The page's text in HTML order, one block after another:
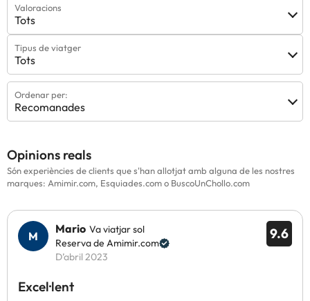
Valoracions
Tots
Tipus de viatger
Tots
Ordenar per:
Recomanades
Opinions reals
Són experiències de clients que s'han allotjat amb alguna de les nostres
marques: Amimir.com, Esquiades.com o BuscoUnChollo.com
9.6
Mario Va viatjar sol
Reserva de Amimir.com
D’abril 2023
Excel·lent